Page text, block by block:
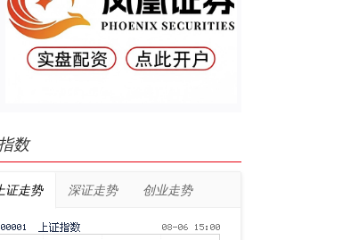
数
证走势 深证走势 创业走势